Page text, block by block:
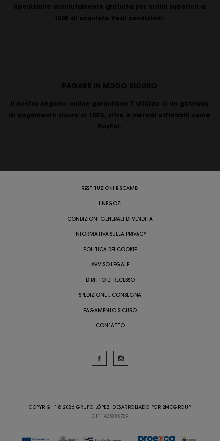
Spedizione assolutamente gratuita per ordini superiori a
100€ di acquisto. Vedi condizioni.
PAGARE IN MODO SICURO
Il nostro negozio online garantisce l' utilizzo di un gateway
di pagamento sicuro al 100%, oltre a metodi affidabili come
PayPal.
RESTITUZIONI E SCAMBI
I NEGOZI
CONDIZIONI GENERALI DI VENDITA
INFORMATIVA SULLA PRIVACY
POLITICA DEI COOKIE
AVVISO LEGALE
DIRITTO DI RECESSO
SPEDIZIONE E CONSEGNA
PAGAMENTO SICURO
CONTATTO
COPYRIGHT @ 2026 GRUPO LÓPEZ. DESARROLLADO POR 2MCGROUP
CIF: A35085729